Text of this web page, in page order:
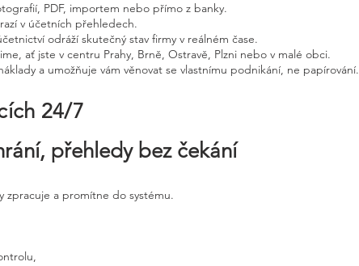
PDF, importem nebo přímo z banky.
v účetních přehledech.
odráží skutečný stav firmy v reálném čase.
ať jste v centru Prahy, Brně, Ostravě, Plzni nebo v malé obci.
a umožňuje vám věnovat se vlastnímu podnikání, ne papírování.
24/7
přehledy bez čekání
zpracuje a promítne do systému.